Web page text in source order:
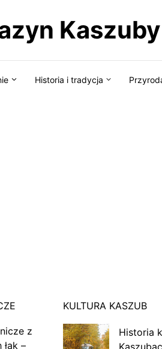
Kaszuby
Historia i tradycja
z
–
KULTURA KASZUB
Historia